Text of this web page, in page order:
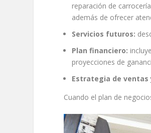
reparación de
además de ofrecer
Servicios futuros:
Plan financiero:
proyecciones de
Estrategia de
Cuando el plan de